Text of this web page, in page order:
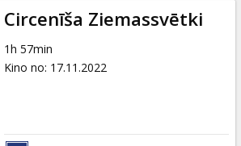
Circenīša Ziemassvētki
1h 57min
Kino no: 17.11.2022